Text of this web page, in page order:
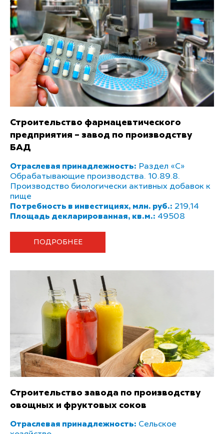
Строительство фармацевтического
предприятия – завод по производству
БАД
Отраслевая принадлежность: Раздел «С»
Обрабатывающие производства. 10.89.8.
Производство биологически активных добавок к
пище
Потребность в инвестициях, млн. руб.: 219,14
Площадь декларированная, кв.м.: 49508
ПОДРОБНЕЕ
Строительство завода по производству
овощных и фруктовых соков
Отраслевая принадлежность: Сельское